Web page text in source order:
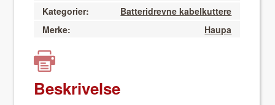
Kategorier:
Batteridrevne kabelkuttere
Merke:
Haupa
Beskrivelse